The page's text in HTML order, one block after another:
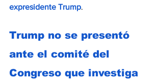
expresidente Trump.
Trump no se presentó
ante el comité del
Congreso que investiga